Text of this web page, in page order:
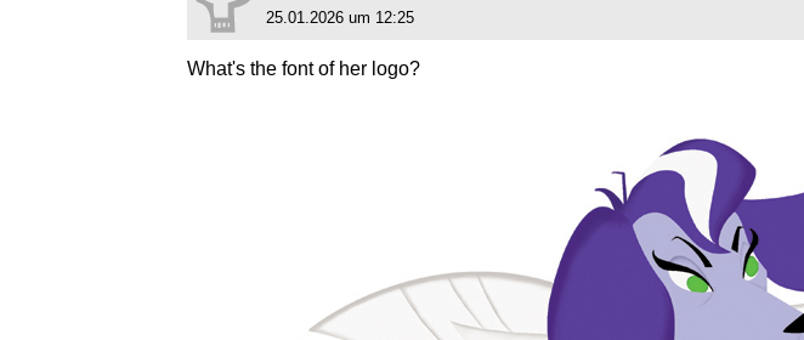
25.01.2026 um 12:25
What's the font of her logo?